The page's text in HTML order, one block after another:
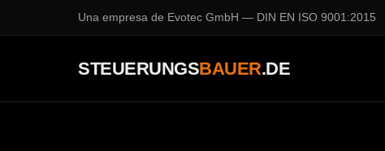
Una empresa de Evotec GmbH — DIN EN ISO 9001:2015
STEUERUNGSBAUER.DE